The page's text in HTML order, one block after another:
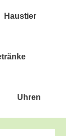
Haus­tier
Uhren